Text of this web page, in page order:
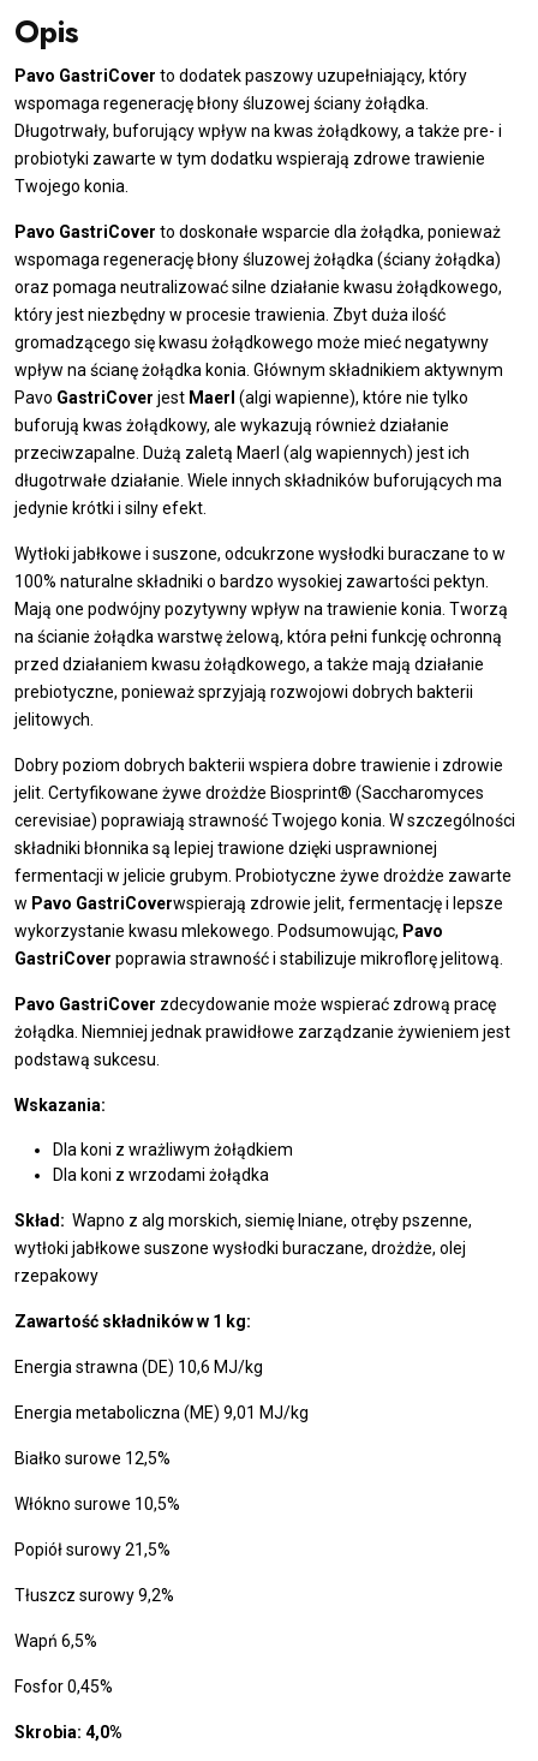
Opis
Pavo GastriCover to dodatek paszowy uzupełniający, który
wspomaga regenerację błony śluzowej ściany żołądka.
Długotrwały, buforujący wpływ na kwas żołądkowy, a także pre- i
probiotyki zawarte w tym dodatku wspierają zdrowe trawienie
Twojego konia.
Pavo GastriCover to doskonałe wsparcie dla żołądka, ponieważ
wspomaga regenerację błony śluzowej żołądka (ściany żołądka)
oraz pomaga neutralizować silne działanie kwasu żołądkowego,
który jest niezbędny w procesie trawienia. Zbyt duża ilość
gromadzącego się kwasu żołądkowego może mieć negatywny
wpływ na ścianę żołądka konia. Głównym składnikiem aktywnym
Pavo GastriCover jest Maerl (algi wapienne), które nie tylko
buforują kwas żołądkowy, ale wykazują również działanie
przeciwzapalne. Dużą zaletą Maerl (alg wapiennych) jest ich
długotrwałe działanie. Wiele innych składników buforujących ma
jedynie krótki i silny efekt.
Wytłoki jabłkowe i suszone, odcukrzone wysłodki buraczane to w
100% naturalne składniki o bardzo wysokiej zawartości pektyn.
Mają one podwójny pozytywny wpływ na trawienie konia. Tworzą
na ścianie żołądka warstwę żelową, która pełni funkcję ochronną
przed działaniem kwasu żołądkowego, a także mają działanie
prebiotyczne, ponieważ sprzyjają rozwojowi dobrych bakterii
jelitowych.
Dobry poziom dobrych bakterii wspiera dobre trawienie i zdrowie
jelit. Certyfikowane żywe drożdże Biosprint® (Saccharomyces
cerevisiae) poprawiają strawność Twojego konia. W szczególności
składniki błonnika są lepiej trawione dzięki usprawnionej
fermentacji w jelicie grubym. Probiotyczne żywe drożdże zawarte
w Pavo GastriCoverwspierają zdrowie jelit, fermentację i lepsze
wykorzystanie kwasu mlekowego. Podsumowując, Pavo
GastriCover poprawia strawność i stabilizuje mikroflorę jelitową.
Pavo GastriCover zdecydowanie może wspierać zdrową pracę
żołądka. Niemniej jednak prawidłowe zarządzanie żywieniem jest
podstawą sukcesu.
Wskazania:
Dla koni z wrażliwym żołądkiem
Dla koni z wrzodami żołądka
Skład: Wapno z alg morskich, siemię lniane, otręby pszenne,
wytłoki jabłkowe suszone wysłodki buraczane, drożdże, olej
rzepakowy
Zawartość składników w 1 kg:
Energia strawna (DE) 10,6 MJ/kg
Energia metaboliczna (ME) 9,01 MJ/kg
Białko surowe 12,5%
Włókno surowe 10,5%
Popiół surowy 21,5%
Tłuszcz surowy 9,2%
Wapń 6,5%
Fosfor 0,45%
Skrobia: 4,0%